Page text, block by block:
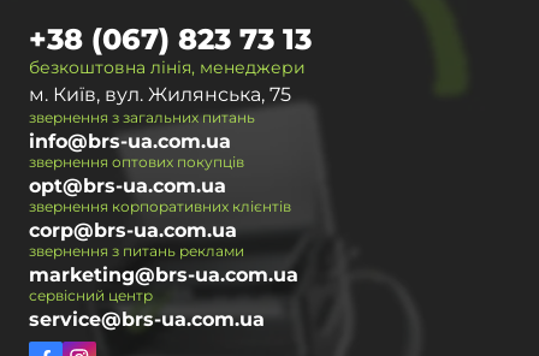
безкоштовна лінія, менеджери
+38 (067) 823 73 13
м. Київ, вул. Жилянська, 75
звернення з загальних питань
info@brs-ua.com.ua
звернення оптових покупців
opt@brs-ua.com.ua
звернення корпоративних клієнтів
corp@brs-ua.com.ua
звернення з питань реклами
marketing@brs-ua.com.ua
сервісний центр
service@brs-ua.com.ua